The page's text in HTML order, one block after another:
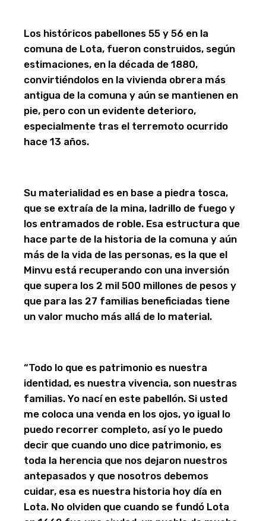
Los históricos pabellones 55 y 56 en la
comuna de Lota, fueron construidos, según
estimaciones, en la década de 1880,
convirtiéndolos en la vivienda obrera más
antigua de la comuna y aún se mantienen en
pie, pero con un evidente deterioro,
especialmente tras el terremoto ocurrido
hace 13 años.
Su materialidad es en base a piedra tosca,
que se extraía de la mina, ladrillo de fuego y
los entramados de roble. Esa estructura que
hace parte de la historia de la comuna y aún
más de la vida de las personas, es la que el
Minvu está recuperando con una inversión
que supera los 2 mil 500 millones de pesos y
que para las 27 familias beneficiadas tiene
un valor mucho más allá de lo material.
“Todo lo que es patrimonio es nuestra
identidad, es nuestra vivencia, son nuestras
familias. Yo nací en este pabellón. Si usted
me coloca una venda en los ojos, yo igual lo
puedo recorrer completo, así yo le puedo
decir que cuando uno dice patrimonio, es
toda la herencia que nos dejaron nuestros
antepasados y que nosotros debemos
cuidar, esa es nuestra historia hoy día en
Lota. No olviden que cuando se fundó Lota